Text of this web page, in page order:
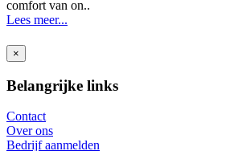
comfort van on..
Lees meer...
×
Belangrijke links
Contact
Over ons
Bedrijf aanmelden